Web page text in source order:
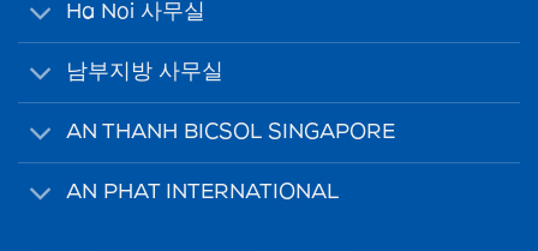
Ha Noi 사무실
남부지방 사무실
AN THANH BICSOL SINGAPORE
AN PHAT INTERNATIONAL